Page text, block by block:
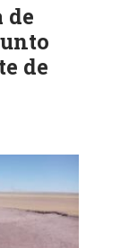
de
de